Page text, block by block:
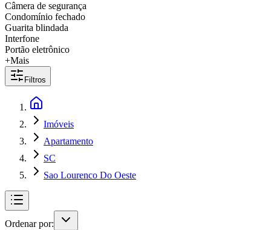
Câmera de segurança
Condomínio fechado
Guarita blindada
Interfone
Portão eletrônico
+Mais
Filtros
Imóveis
Apartamento
SC
Sao Lourenco Do Oeste
Ordenar por: